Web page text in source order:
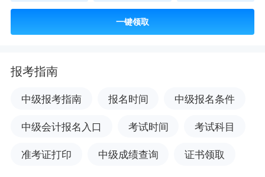
一键领取
报考指南
中级报考指南 报名时间
中级报名条件
中级会计报名入口
考试时间
考试科目
准考证打印
中级成绩查询 证书领取